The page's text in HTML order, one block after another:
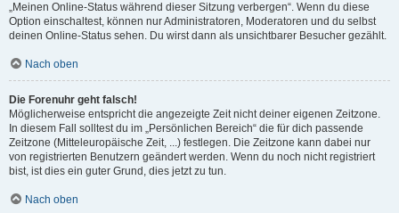
„Meinen Online-Status während dieser Sitzung verbergen“. Wenn du diese
Option einschaltest, können nur Administratoren, Moderatoren und du selbst
deinen Online-Status sehen. Du wirst dann als unsichtbarer Besucher gezählt.
Nach oben
Die Forenuhr geht falsch!
Möglicherweise entspricht die angezeigte Zeit nicht deiner eigenen Zeitzone.
In diesem Fall solltest du im „Persönlichen Bereich“ die für dich passende
Zeitzone (Mitteleuropäische Zeit, ...) festlegen. Die Zeitzone kann dabei nur
von registrierten Benutzern geändert werden. Wenn du noch nicht registriert
bist, ist dies ein guter Grund, dies jetzt zu tun.
Nach oben